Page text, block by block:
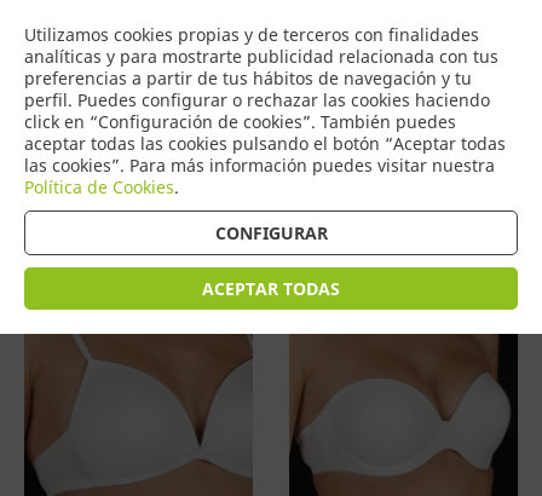
Utilizamos cookies propias y de terceros con finalidades
analíticas y para mostrarte publicidad relacionada con tus
preferencias a partir de tus hábitos de navegación y tu
perfil. Puedes configurar o rechazar las cookies haciendo
click en “Configuración de cookies”. También puedes
aceptar todas las cookies pulsando el botón “Aceptar todas
las cookies”. Para más información puedes visitar nuestra
Política de Cookies.
CONFIGURAR
ACEPTAR TODAS
0
COMERCIO
DE TORRIJOS
Productos (4579)
Ordenar por precio